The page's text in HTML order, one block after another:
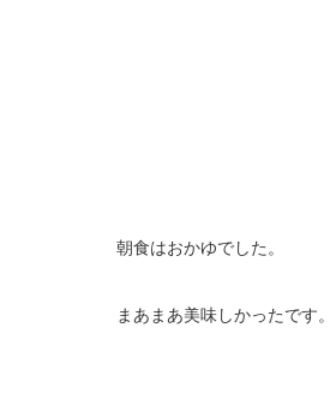
朝食はおかゆでした。
まあまあ美味しかったです。